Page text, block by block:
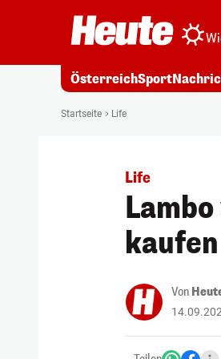
ÖsterreichSport
Startseite Life
Life
kaufen
Von